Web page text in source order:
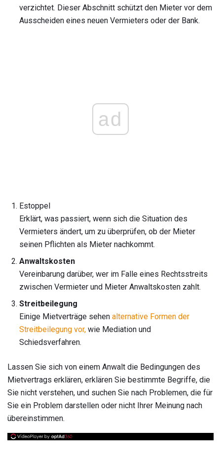
verzichtet. Dieser Abschnitt schützt den Mieter vor dem
Ausscheiden eines neuen Vermieters oder der Bank.
ad
Estoppel
Erklärt, was passiert, wenn sich die Situation des
Vermieters ändert, um zu überprüfen, ob der Mieter
seinen Pflichten als Mieter nachkommt.
Anwaltskosten
Vereinbarung darüber, wer im Falle eines Rechtsstreits
zwischen Vermieter und Mieter Anwaltskosten zahlt.
Streitbeilegung
Einige Mietverträge sehen alternative Formen der
Streitbeilegung vor, wie Mediation und
Schiedsverfahren.
Lassen Sie sich von einem Anwalt die Bedingungen des
Mietvertrags erklären, erklären Sie bestimmte Begriffe, die
Sie nicht verstehen, und suchen Sie nach Problemen, die für
Sie ein Problem darstellen oder nicht Ihrer Meinung nach
übereinstimmen.